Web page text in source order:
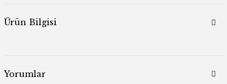
Ürün Bilgisi
Yorumlar